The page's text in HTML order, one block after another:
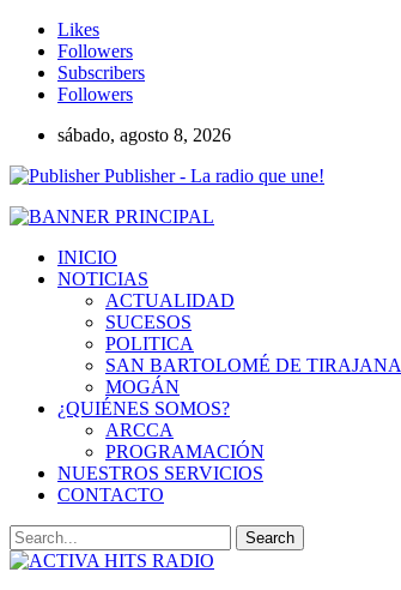
Likes
Followers
Subscribers
Followers
sábado, agosto 8, 2026
Publisher - La radio que une!
INICIO
NOTICIAS
ACTUALIDAD
SUCESOS
POLITICA
SAN BARTOLOMÉ DE TIRAJANA
MOGÁN
¿QUIÉNES SOMOS?
ARCCA
PROGRAMACIÓN
NUESTROS SERVICIOS
CONTACTO